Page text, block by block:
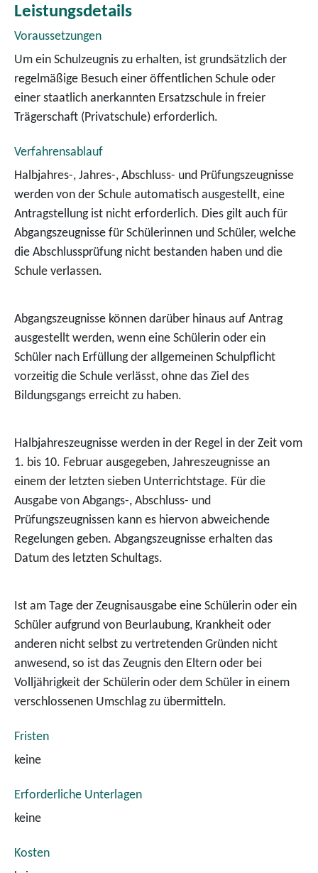
Leistungsdetails
Voraussetzungen
Um ein Schulzeugnis zu erhalten, ist grundsätzlich der
regelmäßige Besuch einer öffentlichen Schule oder
einer staatlich anerkannten Ersatzschule in freier
Trägerschaft (Privatschule) erforderlich.
Verfahrensablauf
Halbjahres-, Jahres-, Abschluss- und Prüfungszeugnisse
werden von der Schule automatisch ausgestellt, eine
Antragstellung ist nicht erforderlich. Dies gilt auch für
Abgangszeugnisse für Schülerinnen und Schüler, welche
die Abschlussprüfung nicht bestanden haben und die
Schule verlassen.
Abgangszeugnisse können darüber hinaus auf Antrag
ausgestellt werden, wenn eine Schülerin oder ein
Schüler nach Erfüllung der allgemeinen Schulpflicht
vorzeitig die Schule verlässt, ohne das Ziel des
Bildungsgangs erreicht zu haben.
Halbjahreszeugnisse werden in der Regel in der Zeit vom
1. bis 10. Februar ausgegeben, Jahreszeugnisse an
einem der letzten sieben Unterrichtstage. Für die
Ausgabe von Abgangs-, Abschluss- und
Prüfungszeugnissen kann es hiervon abweichende
Regelungen geben. Abgangszeugnisse erhalten das
Datum des letzten Schultags.
Ist am Tage der Zeugnisausgabe eine Schülerin oder ein
Schüler aufgrund von Beurlaubung, Krankheit oder
anderen nicht selbst zu vertretenden Gründen nicht
anwesend, so ist das Zeugnis den Eltern oder bei
Volljährigkeit der Schülerin oder dem Schüler in einem
verschlossenen Umschlag zu übermitteln.
Fristen
keine
Erforderliche Unterlagen
keine
Kosten